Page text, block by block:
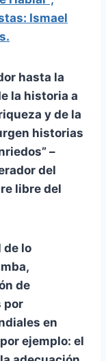
Ismael
hasta la
la historia a
y de la
historias
–
del
libre del
de lo
de
por
en
ejemplo: el